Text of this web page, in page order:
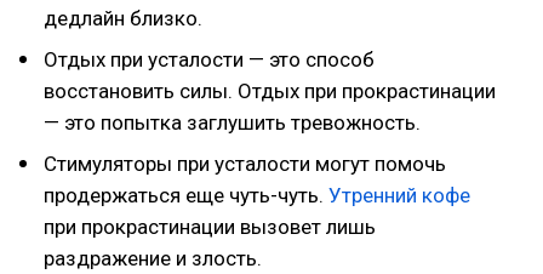
дедлайн близко.
Отдых при усталости — это способ
восстановить силы. Отдых при прокрастинации
— это попытка заглушить тревожность.
Стимуляторы при усталости могут помочь
продержаться еще чуть-чуть. Утренний кофе
при прокрастинации вызовет лишь
раздражение и злость.